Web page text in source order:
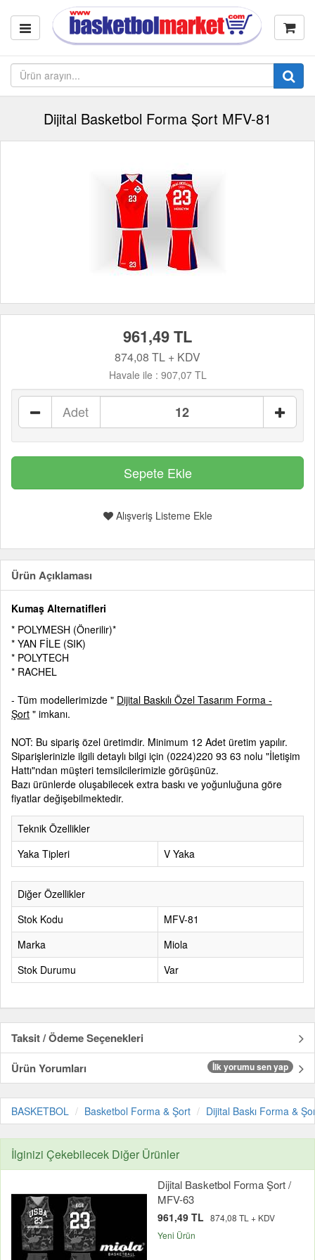
Dijital Basketbol Forma Şort MFV-81
961,49 TL
874,08 TL + KDV
Havale ile : 907,07 TL
Adet
Alışveriş Listeme Ekle
Ürün Açıklaması
Kumaş Alternatifleri
* POLYMESH (Önerilir)*
* YAN FİLE (SIK)
* POLYTECH
* RACHEL
- Tüm modellerimizde " Dijital Baskılı Özel Tasarım Forma -
Şort " imkanı.
NOT: Bu sipariş özel üretimdir. Minimum 12 Adet üretim yapılır.
Siparişlerinizle ilgili detaylı bilgi için (0224)220 93 63 nolu "İletişim
Hattı"ndan müşteri temsilcilerimizle görüşünüz.
Bazı ürünlerde oluşabilecek extra baskı ve yoğunluğuna göre
fiyatlar değişebilmektedir.
Teknik Özellikler
Yaka Tipleri
V Yaka
Diğer Özellikler
Stok Kodu
MFV-81
Marka
Miola
Stok Durumu
Var
Taksit / Ödeme Seçenekleri
Ürün Yorumları
İlk yorumu sen yap
BASKETBOL Basketbol Forma & Şort Dijital Baskı Forma &
İlginizi Çekebilecek Diğer Ürünler
Dijital Basketbol Forma Şort /
MFV-63
961,49 TL 874,08 TL + KDV
Yeni Ürün